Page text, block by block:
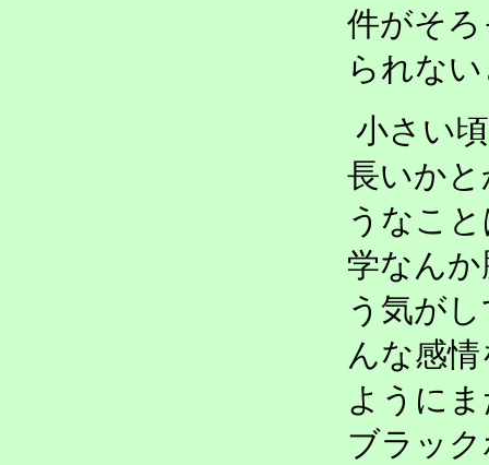
件がそ
られな
小さい
長いか
うなこ
学なん
う気が
んな感
ように
ブラッ